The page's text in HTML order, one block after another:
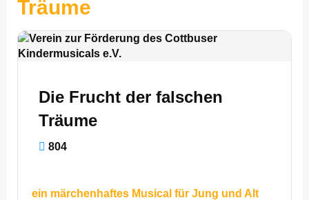
Träume
Die Frucht der falschen
Träume
804
ein märchenhaftes Musical für Jung und Alt